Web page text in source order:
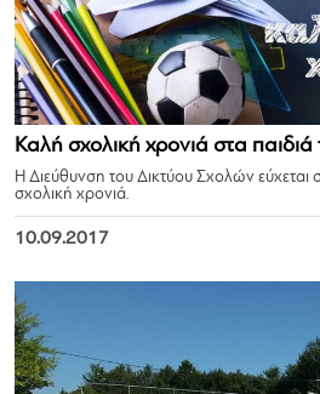
Καλή σχολική χρονιά στα
Η Διεύθυνση του Δικτύου Σχολών
σχολική χρονιά.
10.09.2017